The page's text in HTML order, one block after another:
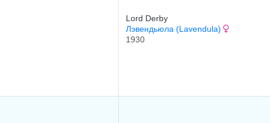
Lord Derby
Лэвендьюла (Lavendula)
1930